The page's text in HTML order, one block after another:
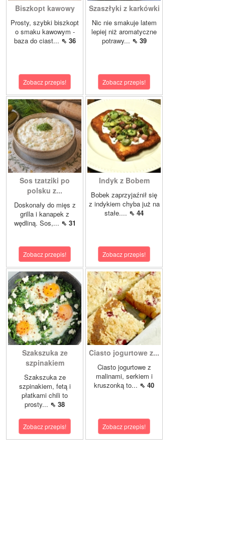
Biszkopt kawowy
Prosty, szybki biszkopt
o smaku kawowym -
baza do ciast... ⇖ 36
Zobacz przepis!
Szaszłyki z karkówki
Nic nie smakuje latem
lepiej niż aromatyczne
potrawy... ⇖ 39
Zobacz przepis!
Sos tzatziki po
polsku z...
Doskonały do mięs z
grilla i kanapek z
wędliną. Sos,... ⇖ 31
Zobacz przepis!
Indyk z Bobem
Bobek zaprzyjaźnił się
z indykiem chyba już na
stałe.... ⇖ 44
Zobacz przepis!
Szakszuka ze
szpinakiem
Szakszuka ze
szpinakiem, fetą i
płatkami chili to
prosty... ⇖ 38
Zobacz przepis!
Ciasto jogurtowe z...
Ciasto jogurtowe z
malinami, serkiem i
kruszonką to... ⇖ 40
Zobacz przepis!